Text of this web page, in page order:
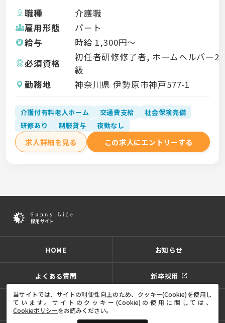
職種
介護職
雇用形態
パート
給与
時給 1,300円〜
必須資格
初任者研修修了者, ホームヘルパー2
級
勤務地
神奈川県 伊勢原市神戸577-1
介護付有料老人ホーム 交通費支給
社会保険完備
研修あり
制服貸与 夜勤なし
求人詳細を見る この求人にエントリーする
HOME お知らせ
よくある質問 新卒採用
プライバシーポリシーサイトポリシーサイトマップ
当サイトでは、サイトの利便性向上のため、クッキー(Cookie)を使用し
ています。サイトのクッキー(Cookie)の使用に関しては、
Cookieポリシーをお読みください。